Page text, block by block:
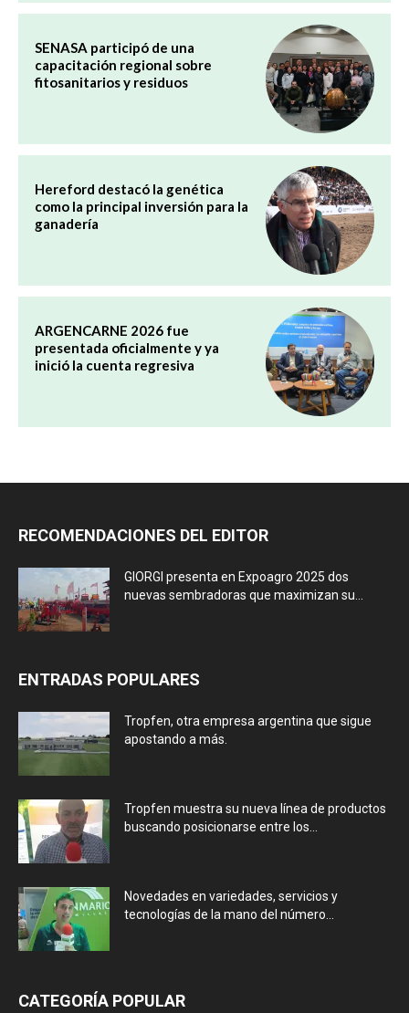
SENASA participó de una
capacitación regional sobre
fitosanitarios y residuos
Hereford destacó la genética
como la principal inversión para la
ganadería
ARGENCARNE 2026 fue
presentada oficialmente y ya
inició la cuenta regresiva
RECOMENDACIONES DEL EDITOR
GIORGI presenta en Expoagro 2025 dos
nuevas sembradoras que maximizan su...
ENTRADAS POPULARES
Tropfen, otra empresa argentina que sigue
apostando a más.
Tropfen muestra su nueva línea de productos
buscando posicionarse entre los...
Novedades en variedades, servicios y
tecnologías de la mano del número...
CATEGORÍA POPULAR